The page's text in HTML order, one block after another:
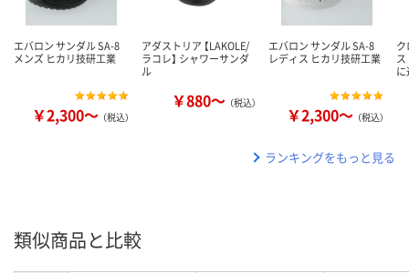
エバロン サンダル SA-8
メンズ ヒカリ技研工業
￥2,300～ （税込）
アダストリア 【LAKOLE/
ラコレ】 シャワーサンダ
ル
￥880～ （税込）
エバロン サンダル SA-8
レディス ヒカリ技研工業
￥2,300～ （税込）
ランキングをもっと見る
類似商品と比較